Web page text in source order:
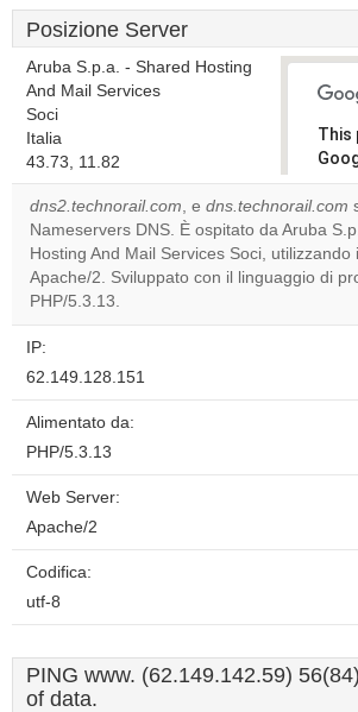
Posizione Server
Aruba S.p.a. - Shared Hosting
And Mail Services
Soci
Italia
43.73, 11.82
This
Do
dns2.technorail.com, e dns.technorail.com
Nameservers DNS. È ospitato da Aruba
Hosting And Mail Services Soci, utilizzando
Apache/2. Sviluppato con il linguaggio di
PHP/5.3.13.
IP:
62.149.128.151
Alimentato da:
PHP/5.3.13
Web Server:
Apache/2
Codifica:
utf-8
PING www. (62.149.142.59)
of data.